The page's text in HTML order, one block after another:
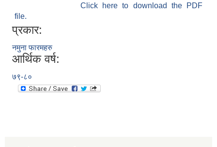
Click here to download the PDF
file.
प्रकार:
नमुना फारमहरु
आर्थिक वर्ष:
७९-८०